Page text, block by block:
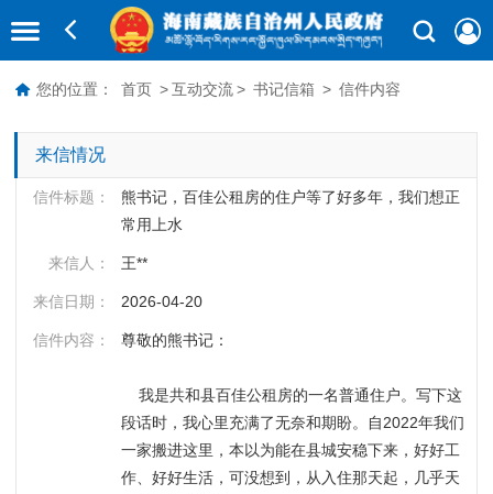
您的位置： 首页 > 互动交流 > 书记信箱 > 信件内容
来信情况
信件标题：
熊书记，百佳公租房的住户等了好多年，我们想正
常用上水
来信人： 王**
来信日期： 2026-04-20
信件内容： 尊敬的熊书记：
    我是共和县百佳公租房的一名普通住户。写下这
段话时，我心里充满了无奈和期盼。自2022年我们
一家搬进这里，本以为能在县城安稳下来，好好工
作、好好生活，可没想到，从入住那天起，几乎天